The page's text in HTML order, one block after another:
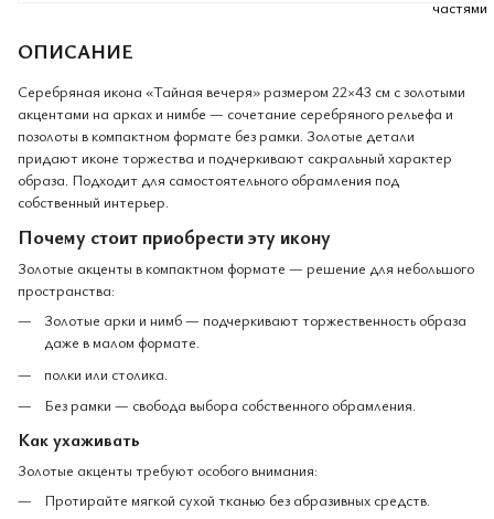
ОПИСАНИЕ
Серебряная икона «Тайная вечеря» размером 22×43 см с золотыми
акцентами на арках и нимбе — сочетание серебряного рельефа и
позолоты в компактном формате без рамки. Золотые детали
придают иконе торжества и подчеркивают сакральный характер
образа. Подходит для самостоятельного обрамления под
собственный интерьер.
Почему стоит приобрести эту икону
Золотые акценты в компактном формате — решение для небольшого
пространства:
Золотые арки и нимб — подчеркивают торжественность образа
даже в малом формате.
полки или столика.
Без рамки — свобода выбора собственного обрамления.
Как ухаживать
Золотые акценты требуют особого внимания:
Протирайте мягкой сухой тканью без абразивных средств.